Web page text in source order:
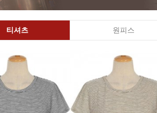
티셔츠 원피스